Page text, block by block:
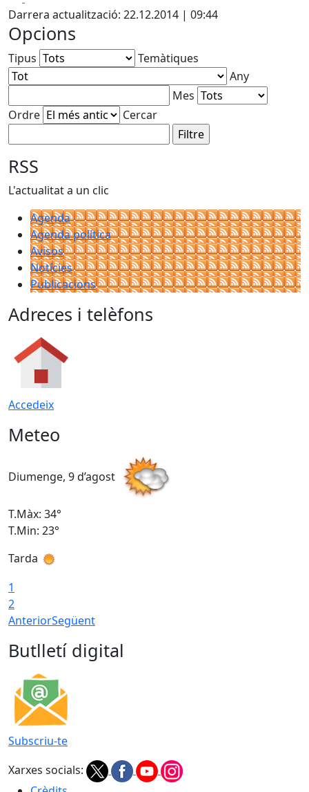
Darrera actualització: 22.12.2014 | 09:44
Opcions
Tipus
Temàtiques
Any
Mes
Ordre
Cercar
RSS
L'actualitat a un clic
Agenda
Agenda política
Avisos
Notícies
Publicacions
Adreces i telèfons
Accedeix
Meteo
Diumenge, 9 d’agost
T.Màx: 34°
T.Min: 23°
Tarda
1
2
AnteriorSegüent
Butlletí digital
Subscriu-te
Xarxes socials: